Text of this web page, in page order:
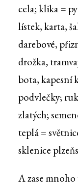
cela; klika =
lístek, karta,
darebové,
drožka,
bota, kapesní
podvlečky;
zlatých;
teplá =
sklenice
A zase